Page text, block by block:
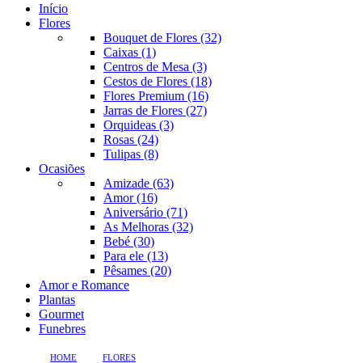
Início
Flores
Bouquet de Flores (32)
Caixas (1)
Centros de Mesa (3)
Cestos de Flores (18)
Flores Premium (16)
Jarras de Flores (27)
Orquideas (3)
Rosas (24)
Tulipas (8)
Ocasiões
Amizade (63)
Amor (16)
Aniversário (71)
As Melhoras (32)
Bebé (30)
Para ele (13)
Pêsames (20)
Amor e Romance
Plantas
Gourmet
Funebres
HOME
FLORES